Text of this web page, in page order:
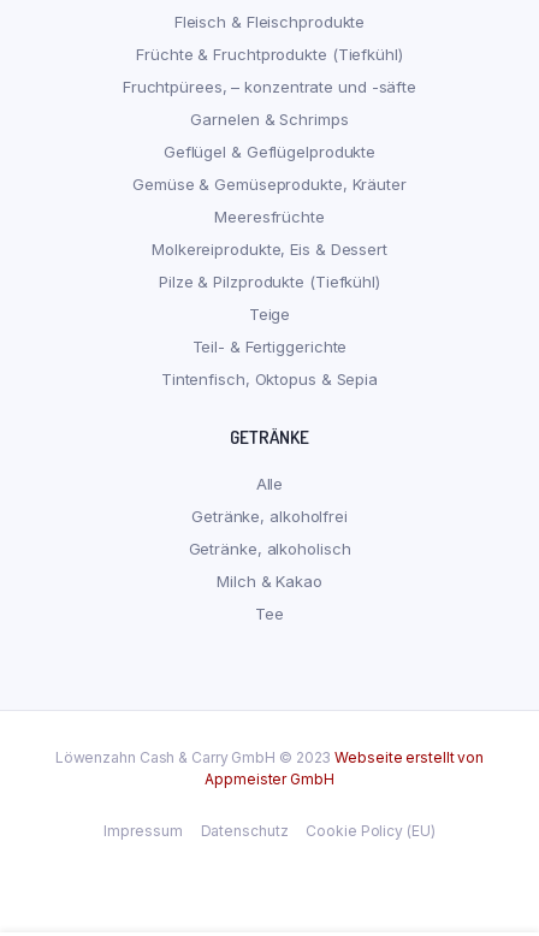
Fleisch & Fleischprodukte
Früchte & Fruchtprodukte (Tiefkühl)
Fruchtpürees, – konzentrate und -säfte
Garnelen & Schrimps
Geflügel & Geflügelprodukte
Gemüse & Gemüseprodukte, Kräuter
Meeresfrüchte
Molkereiprodukte, Eis & Dessert
Pilze & Pilzprodukte (Tiefkühl)
Teige
Teil- & Fertiggerichte
Tintenfisch, Oktopus & Sepia
GETRÄNKE
Alle
Getränke, alkoholfrei
Getränke, alkoholisch
Milch & Kakao
Tee
Löwenzahn Cash & Carry GmbH © 2023Webseite erstellt von
Appmeister GmbH
Impressum Datenschutz Cookie Policy (EU)